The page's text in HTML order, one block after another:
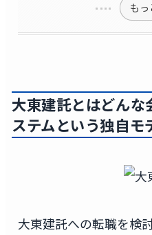
もっ
大東建託とはどんな
ステムという独自モ
大東建託への転職を検